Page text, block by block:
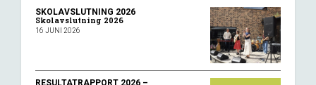
SKOLAVSLUTNING 2026
Skolavslutning 2026
16 JUNI 2026
RESULTATRAPPORT 2026 –